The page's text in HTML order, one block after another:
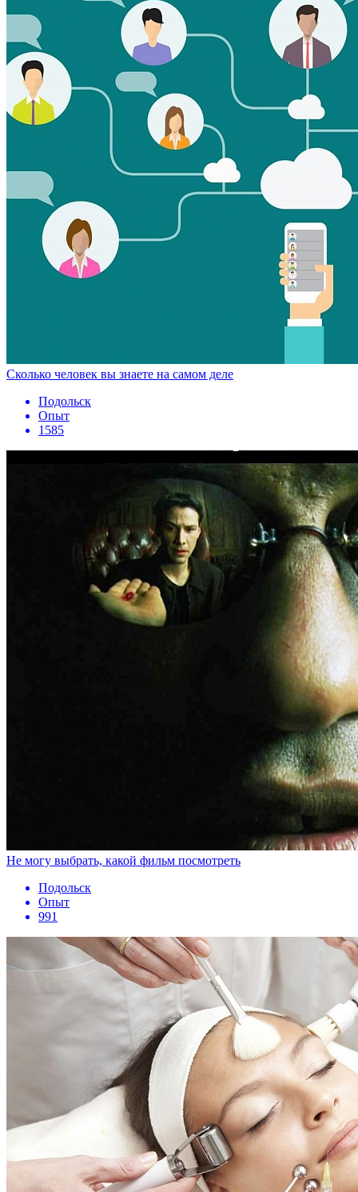
Сколько человек вы знаете на самом деле
Подольск
Опыт
1585
Не могу выбрать, какой фильм посмотреть
Подольск
Опыт
991